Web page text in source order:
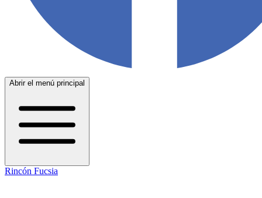
Abrir el menú principal
Rincón Fucsia